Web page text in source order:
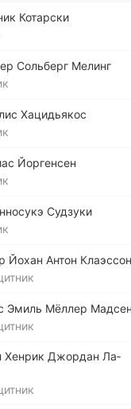
Ко­та­рски
Со­льберг Мелинг
Ха­ци­дья­кос
Йо­рге­нсен
Су­дзу­ки
Йохан Антон Клаэ­ссон
Эмиль Мёллер Мадсен
Хенрик Джо­рдан Ла­